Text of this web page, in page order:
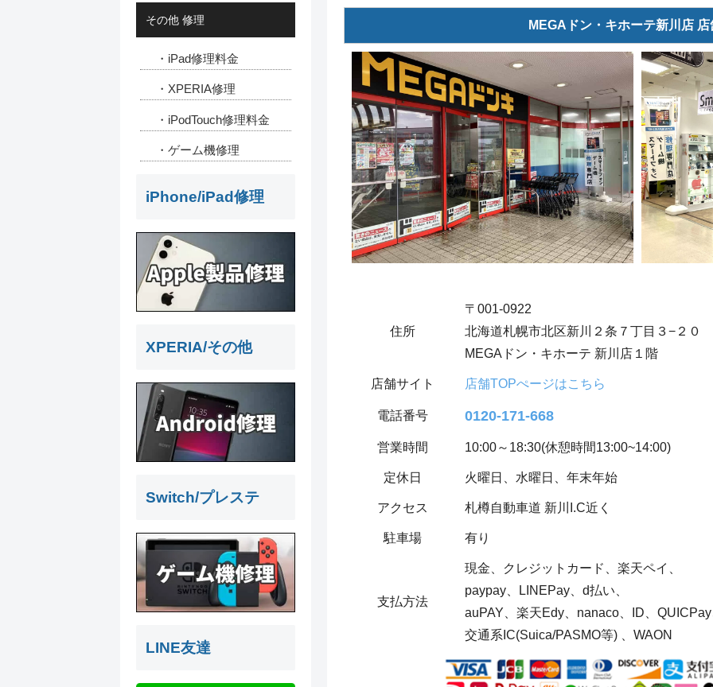
MEGAドン・キホーテ新川店
住所
〒001-0922
北海道札幌市北区新川２条７丁目３−２０
MEGAドン・キホーテ 新川店１階
店舗サイト 店舗TOPぺージはこちら
電話番号 0120-171-668
営業時間 10:00～18:30(休憩時間13:00~14:00)
定休日 火曜日、水曜日、年末年始
アクセス 札樽自動車道 新川I.C近く
駐車場 有り
支払方法
現金、クレジットカード、楽天ペイ、
paypay、LINEPay、d払い、
auPAY、楽天Edy、nanaco、ID、
交通系IC(Suica/PASMO等) 、WAON
その他 修理
・iPad修理料金
・XPERIA修理
・iPodTouch修理料金
・ゲーム機修理
iPhone/iPad修理
XPERIA/その他
Switch/プレステ
LINE友達